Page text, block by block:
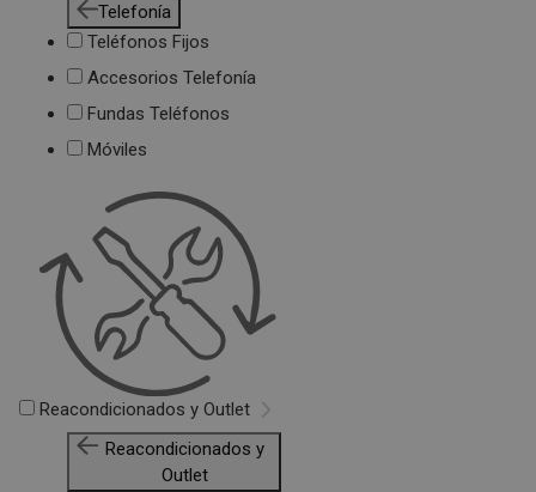
Telefonía
Teléfonos Fijos
Accesorios Telefonía
Fundas Teléfonos
Móviles
Reacondicionados y Outlet
Reacondicionados y
Outlet